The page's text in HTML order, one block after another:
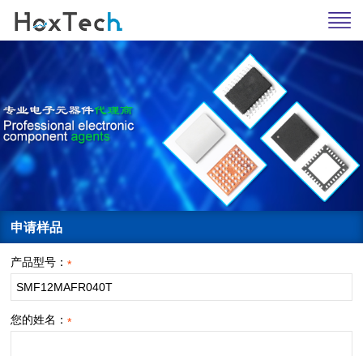
申请样品
产品型号：*
您的姓名：*